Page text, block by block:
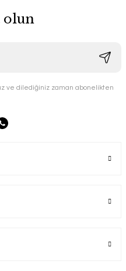
olun
ve dilediğiniz zaman abonelikten